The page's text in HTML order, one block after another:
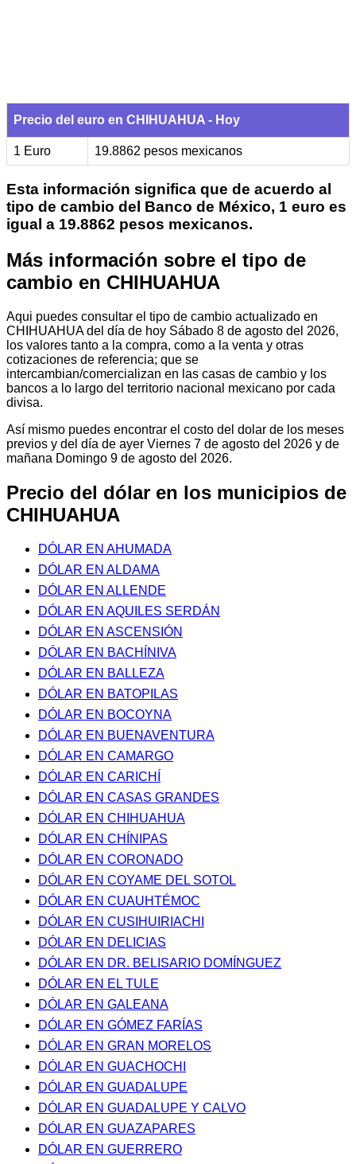
Precio del euro en CHIHUAHUA - Hoy
1 Euro 19.8862 pesos mexicanos
Esta información significa que de acuerdo al
tipo de cambio del Banco de México, 1 euro es
igual a 19.8862 pesos mexicanos.
Más información sobre el tipo de
cambio en CHIHUAHUA
Aqui puedes consultar el tipo de cambio actualizado en
CHIHUAHUA del día de hoy Sábado 8 de agosto del 2026,
los valores tanto a la compra, como a la venta y otras
cotizaciones de referencia; que se
intercambian/comercializan en las casas de cambio y los
bancos a lo largo del territorio nacional mexicano por cada
divisa.
Así mismo puedes encontrar el costo del dolar de los meses
previos y del día de ayer Viernes 7 de agosto del 2026 y de
mañana Domingo 9 de agosto del 2026.
Precio del dólar en los municipios de
CHIHUAHUA
DÓLAR EN AHUMADA
DÓLAR EN ALDAMA
DÓLAR EN ALLENDE
DÓLAR EN AQUILES SERDÁN
DÓLAR EN ASCENSIÓN
DÓLAR EN BACHÍNIVA
DÓLAR EN BALLEZA
DÓLAR EN BATOPILAS
DÓLAR EN BOCOYNA
DÓLAR EN BUENAVENTURA
DÓLAR EN CAMARGO
DÓLAR EN CARICHÍ
DÓLAR EN CASAS GRANDES
DÓLAR EN CHIHUAHUA
DÓLAR EN CHÍNIPAS
DÓLAR EN CORONADO
DÓLAR EN COYAME DEL SOTOL
DÓLAR EN CUAUHTÉMOC
DÓLAR EN CUSIHUIRIACHI
DÓLAR EN DELICIAS
DÓLAR EN DR. BELISARIO DOMÍNGUEZ
DÓLAR EN EL TULE
DÓLAR EN GALEANA
DÓLAR EN GÓMEZ FARÍAS
DÓLAR EN GRAN MORELOS
DÓLAR EN GUACHOCHI
DÓLAR EN GUADALUPE
DÓLAR EN GUADALUPE Y CALVO
DÓLAR EN GUAZAPARES
DÓLAR EN GUERRERO